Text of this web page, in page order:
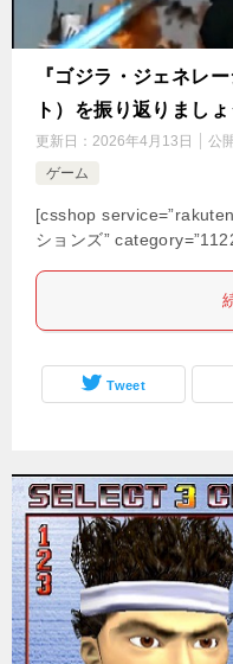
『ゴジラ・ジェネレ
ト）を振り返りましょ
更新日： 2026年4月13日 公
ゲーム
[csshop
ションズ”
Tweet